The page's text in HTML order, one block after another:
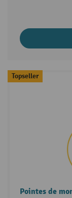
Topseller
Pointes de